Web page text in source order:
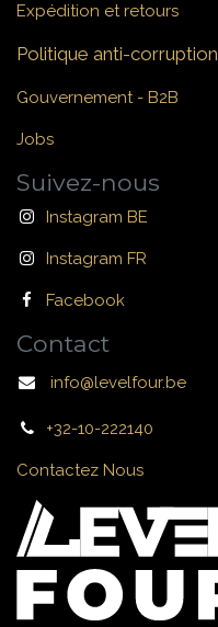
Expédition et retours
Politique anti-corruption
Gouvernement - B2B
Jobs
Suivez-nous
Instagram BE
Instagram FR
Facebook
Contact
info@levelfour.be
+32-10-222140
Contactez Nous